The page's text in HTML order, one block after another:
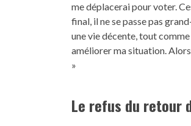
me déplacerai pour voter.
final, il ne se passe pas
une vie décente, tout comme
améliorer ma situation. Alors
»
Le refus du retour